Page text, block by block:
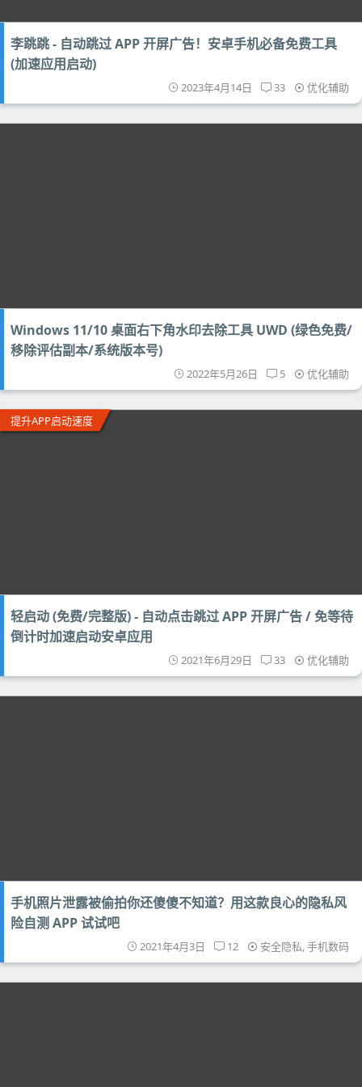
李跳跳 - 自动跳过 APP 开屏广告！安卓手机必备免费工具
(加速应用启动)
2023年4月14日 33 优化辅助
Windows 11/10 桌面右下角水印去除工具 UWD (绿色免费/
移除评估副本/系统版本号)
2022年5月26日 5 优化辅助
提升APP启动速度
轻启动 (免费/完整版) - 自动点击跳过 APP 开屏广告 / 免等待
倒计时加速启动安卓应用
2021年6月29日 33 优化辅助
手机照片泄露被偷拍你还傻傻不知道？用这款良心的隐私风
险自测 APP 试试吧
2021年4月3日 12 安全隐私,手机数码